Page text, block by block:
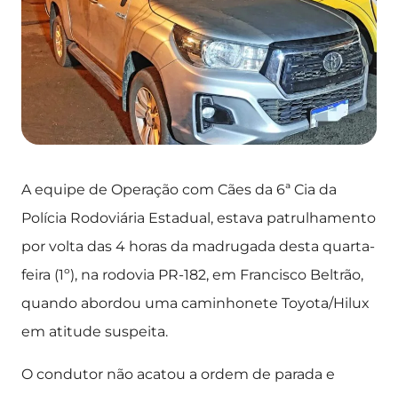
A equipe de Operação com Cães da 6ª Cia da
Polícia Rodoviária Estadual, estava patrulhamento
por volta das 4 horas da madrugada desta quarta-
feira (1º), na rodovia PR-182, em Francisco Beltrão,
quando abordou uma caminhonete Toyota/Hilux
em atitude suspeita.
O condutor não acatou a ordem de parada e